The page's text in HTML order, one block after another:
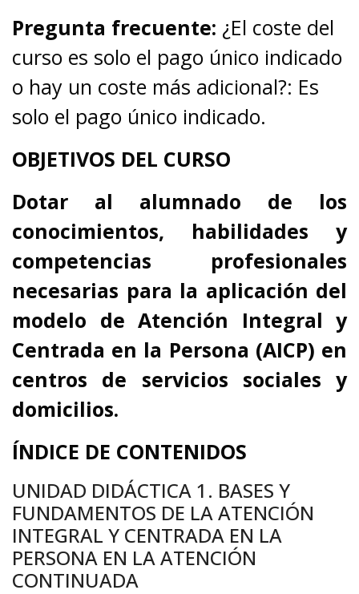
Pregunta frecuente: ¿El coste del
curso es solo el pago único indicado
o hay un coste más adicional?: Es
solo el pago único indicado.
OBJETIVOS DEL CURSO
Dotar al alumnado de los
conocimientos, habilidades y
competencias profesionales
necesarias para la aplicación del
modelo de Atención Integral y
Centrada en la Persona (AICP) en
centros de servicios sociales y
domicilios.
ÍNDICE DE CONTENIDOS
UNIDAD DIDÁCTICA 1. BASES Y
FUNDAMENTOS DE LA ATENCIÓN
INTEGRAL Y CENTRADA EN LA
PERSONA EN LA ATENCIÓN
CONTINUADA